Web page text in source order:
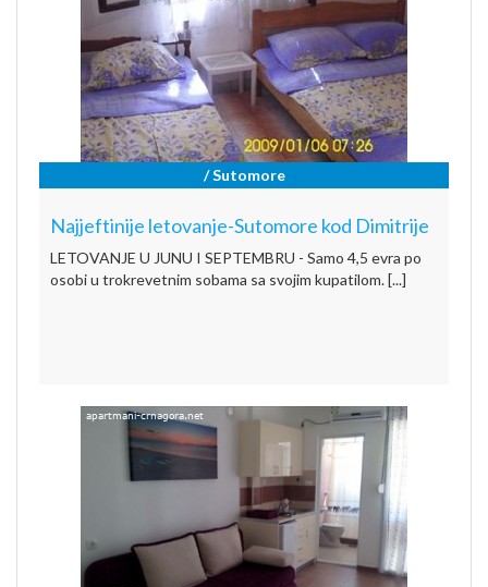
/ Sutomore
Najjeftinije letovanje-Sutomore kod Dimitrije
LETOVANJE U JUNU I SEPTEMBRU - Samo 4,5 evra po
osobi u trokrevetnim sobama sa svojim kupatilom. [...]